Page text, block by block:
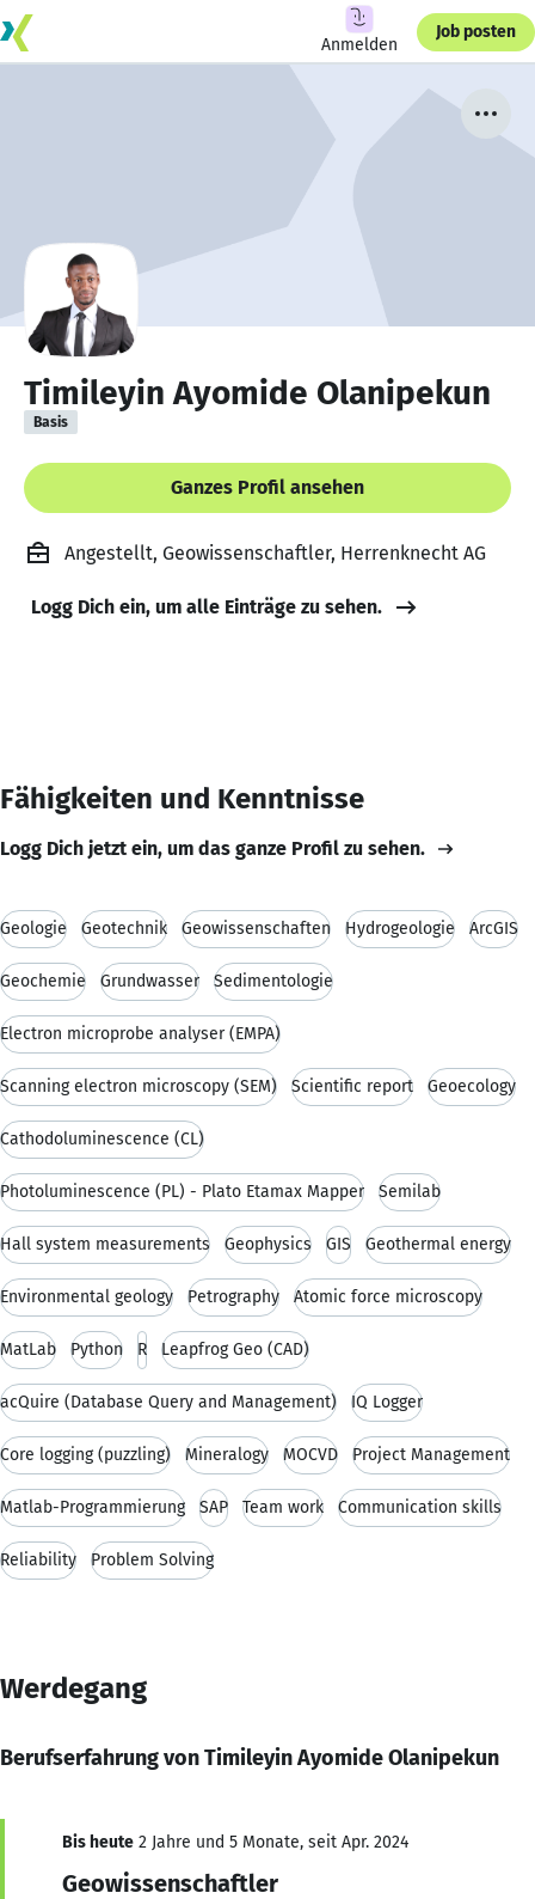
Anmelden
Job posten
Timileyin Ayomide Olanipekun
Basis
Ganzes Profil ansehen
Angestellt, Geowissenschaftler, Herrenknecht AG
Logg Dich ein, um alle Einträge zu sehen.
Fähigkeiten und Kenntnisse
Logg Dich jetzt ein, um das ganze Profil zu sehen.
Geologie Geotechnik Geowissenschaften Hydrogeologie ArcGIS
Geochemie Grundwasser Sedimentologie
Electron microprobe analyser (EMPA)
Scanning electron microscopy (SEM) Scientific report Geoecology
Cathodoluminescence (CL)
Photoluminescence (PL) - Plato Etamax Mapper Semilab
Hall system measurements Geophysics GIS Geothermal energy
Environmental geology Petrography Atomic force microscopy
MatLab Python R Leapfrog Geo (CAD)
acQuire (Database Query and Management) IQ Logger
Core logging (puzzling) Mineralogy MOCVD Project Management
Matlab-Programmierung SAP Team work Communication skills
Reliability Problem Solving
Werdegang
Berufserfahrung von Timileyin Ayomide Olanipekun
Bis heute 2 Jahre und 5 Monate, seit Apr. 2024
Geowissenschaftler